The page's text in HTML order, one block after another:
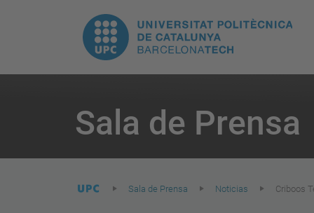
UPC.
Universitat
Politècnica
de
Catalunya
Sala de Prensa
are
here:
Sala de Prensa Noticias Criboos